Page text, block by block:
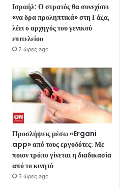
Ισραήλ: Ο στρατός θα συνεχίσει
«να δρα προληπτικά» στη Γάζα,
λέει ο αρχηγός του γενικού
επιτελείου
2 ώρες ago
Προσλήψεις μέσω «Ergani
app» από τους εργοδότες: Με
ποιον τρόπο γίνεται η διαδικασία
από το κινητό
3 ώρες ago